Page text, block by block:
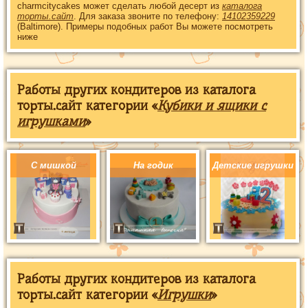
charmcitycakes может сделать любой десерт из каталога
торты.сайт. Для заказа звоните по телефону: 14102359229
(Baltimore). Примеры подобных работ Вы можете посмотреть
ниже
Работы других кондитеров из каталога
торты.сайт категории «Кубики и ящики с
игрушками»
С мишкой На годик Детские игрушки
Работы других кондитеров из каталога
торты.сайт категории «Игрушки»